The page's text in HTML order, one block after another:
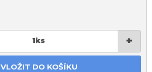
1ks +
VLOŽIT DO KOŠÍKU